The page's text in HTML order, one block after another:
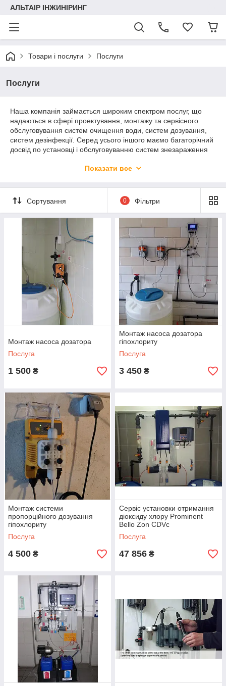
АЛЬТАІР ІНЖИНІРИНГ
Товари і послуги Послуги
Послуги
Наша компанія займається широким спектром послуг, що
надаються в сфері проектування, монтажу та сервісного
обслуговування систем очищення води, систем дозування,
систем дезінфекції. Серед усього іншого маємо багаторічний
досвід по установці і обслуговуванню систем знезараження
компанії Prominet Gmbh.Показати все
Сортування 0 Фільтри
Монтаж насоса дозатора
Послуга
1 500 ₴
Монтаж насоса дозатора
гіпохлориту
Послуга
3 450 ₴
Монтаж системи
пропорційного дозування
гіпохлориту
Послуга
4 500 ₴
Сервіс установки отримання
діоксиду хлору Prominent
Bello Zon CDVc
Послуга
47 856 ₴